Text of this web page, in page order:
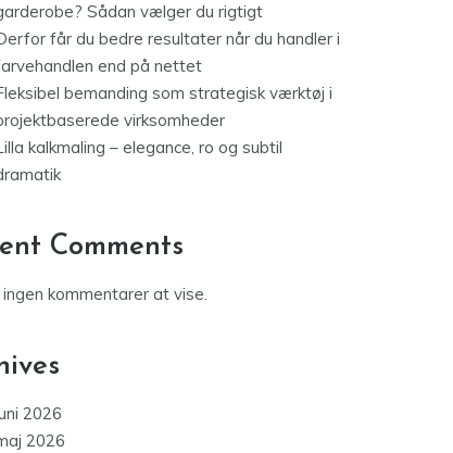
Sådan vælger du rigtigt
får du bedre resultater når du handler i
end på nettet
bemanding som strategisk værktøj i
virksomheder
kalkmaling – elegance, ro og subtil
Comments
kommentarer at vise.
2026
2026